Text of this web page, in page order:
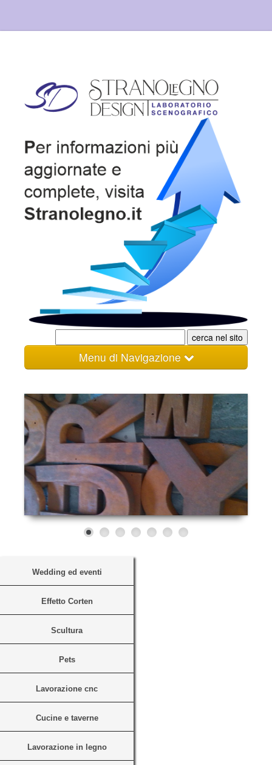
Menu di Navigazione
Gallery
Materiali
Listini
Condizioni
Referenze
Lavora con noi
Wedding ed eventi
Effetto Corten
Scultura
Pets
Lavorazione cnc
Cucine e taverne
Lavorazione in legno